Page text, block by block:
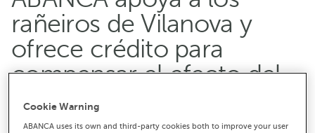
rañeiros de Vilanova y
ofrece crédito para
compensar el efecto del
paro biológico
Cookie Warning
ABANCA uses its own and third-party cookies both to improve your user